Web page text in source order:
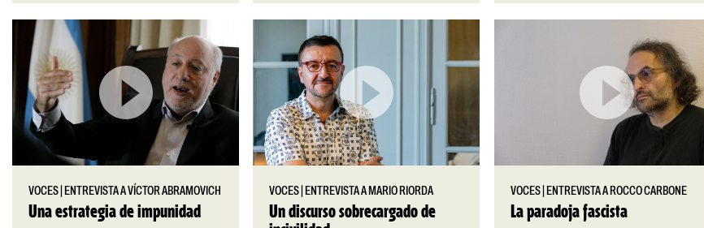
VOCES ENTREVISTA A VÍCTOR ABRAMOVICH
Una estrategia de impunidad
VOCES ENTREVISTA A MARIO RIORDA
Un discurso sobrecargado de
VOCES| ENTREVISTA A ROCCO CARBONE
La paradoja fascista